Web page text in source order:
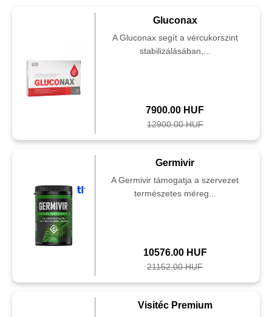
Gluconax
A Gluconax segít a vércukorszint
stabilizálásában,...
7900.00 HUF
12900.00 HUF
Germivir
A Germivir támogatja a szervezet
természetes méreg...
10576.00 HUF
21152.00 HUF
Visitéc Premium